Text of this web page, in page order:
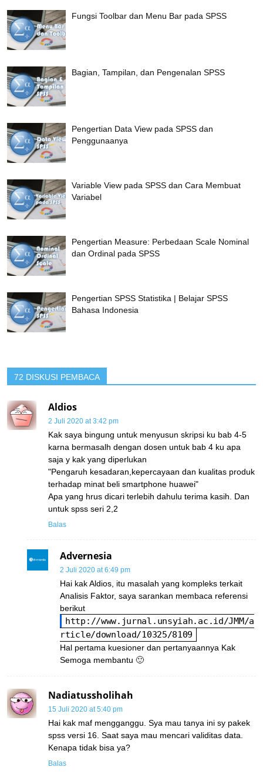
Fungsi Toolbar dan Menu Bar pada SPSS
Bagian, Tampilan, dan Pengenalan SPSS
Pengertian Data View pada SPSS dan
Penggunaanya
Variable View pada SPSS dan Cara Membuat
Variabel
Pengertian Measure: Perbedaan Scale Nominal
dan Ordinal pada SPSS
Pengertian SPSS Statistika | Belajar SPSS
Bahasa Indonesia
72 DISKUSI PEMBACA
Aldios
2 Juli 2020 at 3:42 pm
Kak saya bingung untuk menyusun skripsi ku bab 4-5
karna bermasalh dengan dosen untuk bab 4 ku apa
saja y kak yang diperlukan
"Pengaruh kesadaran,kepercayaan dan kualitas produk
terhadap minat beli smartphone huawei"
Apa yang hrus dicari terlebih dahulu terima kasih. Dan
untuk spss seri 2,2
Balas
Advernesia
2 Juli 2020 at 6:49 pm
Hai kak Aldios, itu masalah yang kompleks terkait
Analisis Faktor, saya sarankan membaca referensi
berikut
http://www.jurnal.unsyiah.ac.id/JMM/a
rticle/download/10325/8109
Hal pertama kuesioner dan pertanyaannya Kak
Semoga membantu 🙂
Nadiatussholihah
15 Juli 2020 at 5:40 pm
Hai kak maf mengganggu. Sya mau tanya ini sy pakek
spss versi 16. Saat saya mau mencari validitas data.
Kenapa tidak bisa ya?
Balas